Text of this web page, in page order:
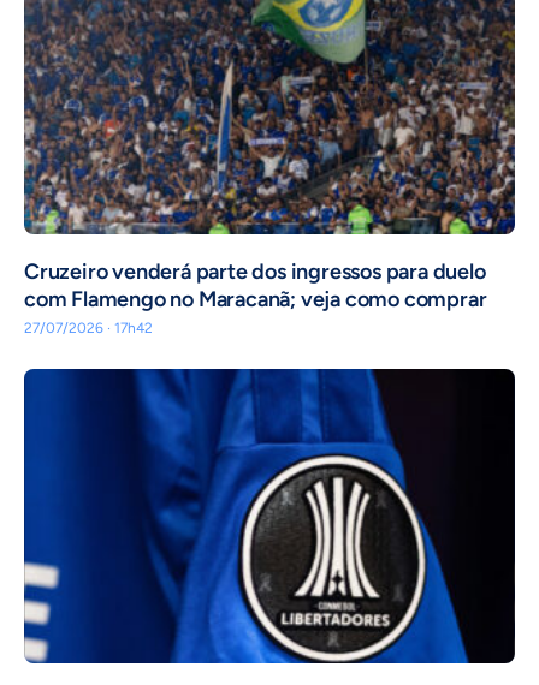
Cruzeiro venderá parte dos ingressos para duelo
com Flamengo no Maracanã; veja como comprar
27/07/2026 · 17h42